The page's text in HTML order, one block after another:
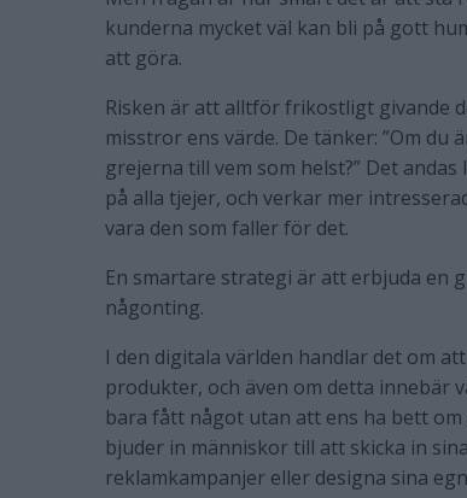
kunderna mycket väl kan bli på gott
att göra.
Risken är att alltför frikostligt givande
misstror ens värde. De tänker: ”Om
grejerna till vem som helst?” Det
på alla tjejer, och verkar mer
vara den som faller för det.
En smartare strategi är att erbjuda en
någonting.
I den digitala världen handlar det om
produkter, och även om detta innebär
bara fått något utan att ens ha bett
bjuder in människor till att skicka in
reklamkampanjer eller designa sina